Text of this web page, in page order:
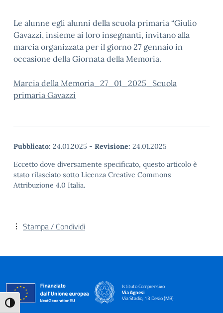
Attiva/disattiva alto contrasto
Le alunne egli alunni della scuola primaria “Giulio
Gavazzi, insieme ai loro insegnanti, invitano alla
marcia organizzata per il giorno 27 gennaio in
occasione della Giornata della Memoria.
Marcia della Memoria_27_01_2025_Scuola
primaria Gavazzi
Pubblicato: 24.01.2025 - Revisione: 24.01.2025
Eccetto dove diversamente specificato, questo articolo è
stato rilasciato sotto Licenza Creative Commons
Attribuzione 4.0 Italia.
Stampa / Condividi
Istituto Comprensivo
Via Agnesi
Via Stadio, 13 Desio (MB)
— Visita la pagina iniziale della scuola